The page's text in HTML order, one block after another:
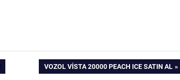
NEXT
VOZOL VISTA 20000 PEACH ICE SATIN AL